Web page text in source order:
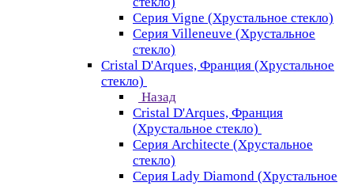
Серия Vigne (Хрустальное стекло)
Серия Villeneuve (Хрустальное
стекло)
Cristal D'Arques, Франция (Хрустальное
стекло)
Назад
Cristal D'Arques, Франция
(Хрустальное стекло)
Серия Architecte (Хрустальное
стекло)
Серия Lady Diamond (Хрустальное